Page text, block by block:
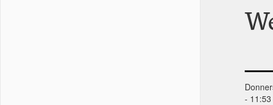
- 11:53